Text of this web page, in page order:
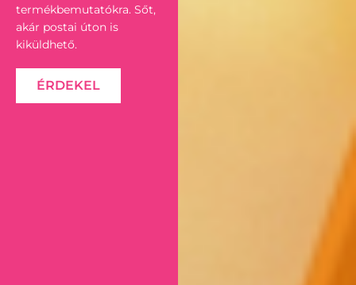
termékbemutatókra. Sőt,
akár postai úton is
kiküldhető.
ÉRDEKEL